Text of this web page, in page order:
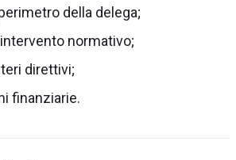
della delega;
normativo;
direttivi;
finanziarie.